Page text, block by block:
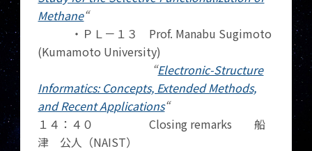
Methane“
・ＰＬ－１３ Prof. Manabu Sugimoto
(Kumamoto University)
“Electronic-Structure
Informatics: Concepts, Extended Methods,
and Recent Applications“
１４：４０ Closing remarks 船
津 公人（NAIST）